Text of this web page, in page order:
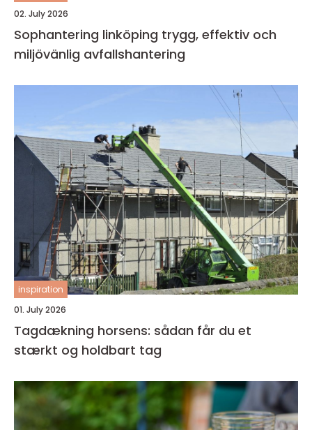
02. July 2026
Sophantering linköping trygg, effektiv och
miljövänlig avfallshantering
inspiration
01. July 2026
Tagdækning horsens: sådan får du et
stærkt og holdbart tag